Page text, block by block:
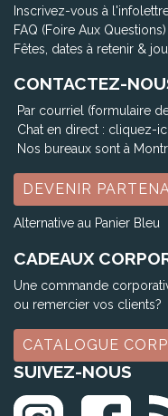
Inscrivez-vous à
FAQ (Foire Aux Questions)
Fêtes, dates à retenir &
CONTACTEZ-
Par courriel (formulaire
Chat en direct : cliquez-ici
Nos bureaux sont à
DEVENIR
Alternative au Panier Bleu
CADEAUX
Une commande
ou remercier vos clients?
CATALOGUE
SUIVEZ-NOUS